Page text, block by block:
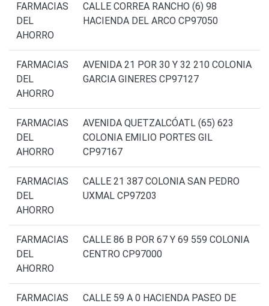
FARMACIAS
DEL
AHORRO
CALLE CORREA RANCHO (6) 98
HACIENDA DEL ARCO CP97050
FARMACIAS
DEL
AHORRO
AVENIDA 21 POR 30 Y 32 210 COLONIA
GARCIA GINERES CP97127
FARMACIAS
DEL
AHORRO
AVENIDA QUETZALCÓATL (65) 623
COLONIA EMILIO PORTES GIL
CP97167
FARMACIAS
DEL
AHORRO
CALLE 21 387 COLONIA SAN PEDRO
UXMAL CP97203
FARMACIAS
DEL
AHORRO
CALLE 86 B POR 67 Y 69 559 COLONIA
CENTRO CP97000
FARMACIAS
CALLE 59 A 0 HACIENDA PASEO DE